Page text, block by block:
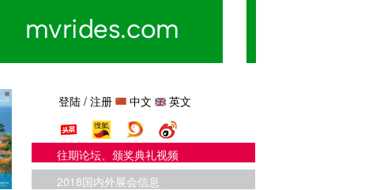
登陆 /注册 中文 英文
往期论坛、颁奖典礼视频
2018国内外展会信息